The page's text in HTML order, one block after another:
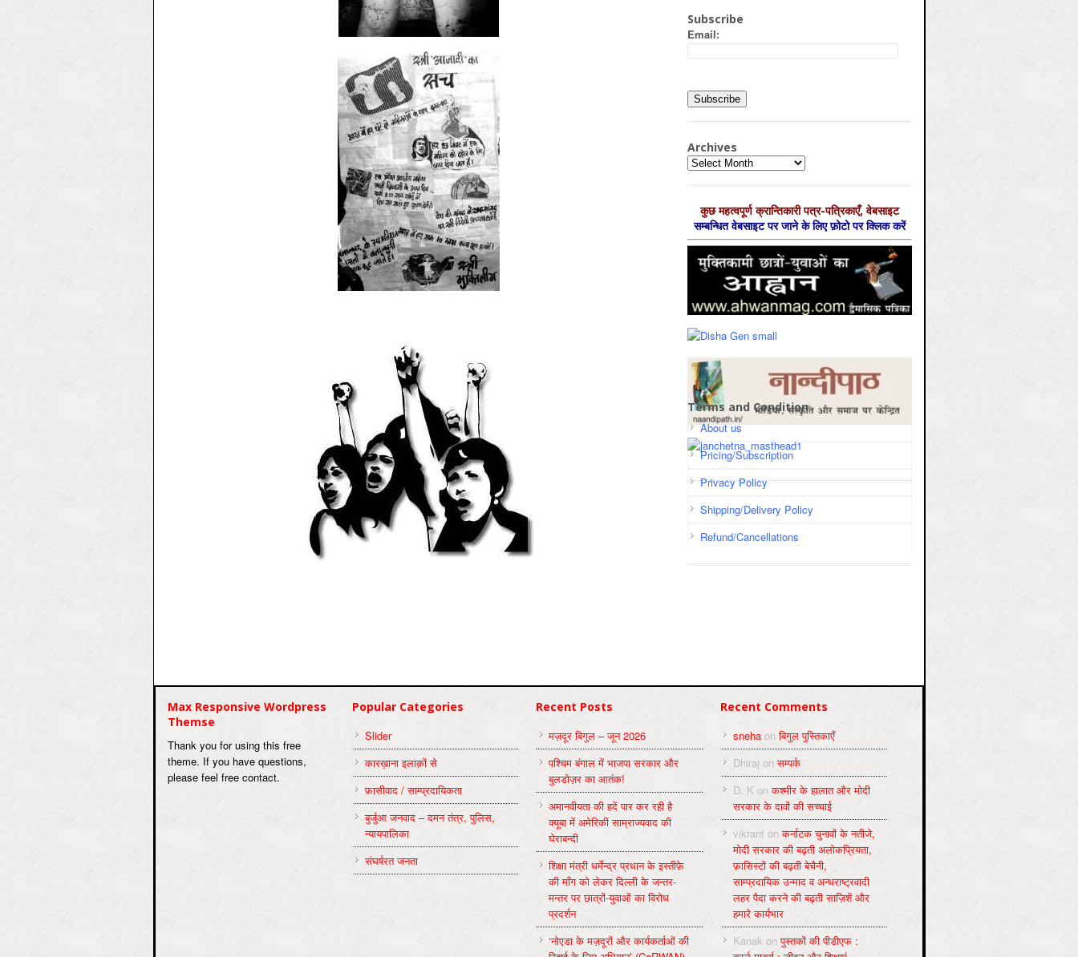
Subscribe
Email:
Archives
Archives
कुछ महत्‍वपूर्ण क्रान्तिकारी पत्र-पत्रिकाएँ, वेबसाइट
सम्‍बन्धित वेबसाइट पर जाने के लिए फ़ोटो पर क्लिक करें
Terms and Condition
About us
Pricing/Subscription
Privacy Policy
Shipping/Delivery Policy
Refund/Cancellations
Max Responsive Wordpress
Themse
Thank you for using this free
theme. If you have questions,
please feel free contact.
Popular Categories
Slider
कारख़ाना इलाक़ों से
फ़ासीवाद / साम्‍प्रदायिकता
बुर्जुआ जनवाद – दमन तंत्र, पुलिस,
न्‍यायपालिका
संघर्षरत जनता
Recent Posts
मज़दूर बिगुल – जून 2026
पश्चिम बंगाल में भाजपा सरकार और
बुलडोज़र का आतंक!
अमानवीयता की हदें पार कर रही है
क्यूबा में अमेरिकी साम्राज्यवाद की
घेराबन्दी
शिक्षा मंत्री धर्मेन्द्र प्रधान के इस्तीफ़े
की माँग को लेकर दिल्ली के जन्तर-
मन्तर पर छात्रों-युवाओं का विरोध
प्रदर्शन
‘नोएडा के मज़दूरों और कार्यकर्ताओं की
Recent Comments
snehaonबिगुल पुस्तिकाएँ
Dhiraj onसम्पर्क
D. K onकश्मीर के हालात और मोदी
सरकार के दावों की सच्चाई
vikrant onकर्नाटक चुनावों के नतीजे,
मोदी सरकार की बढ़ती अलोकप्रियता,
फ़ासिस्टों की बढ़ती बेचैनी,
साम्प्रदायिक उन्माद व अन्धराष्ट्रवादी
लहर पैदा करने की बढ़ती साज़िशें और
हमारे कार्यभार
Kanak onपुस्‍तकों की पीडीएफ :